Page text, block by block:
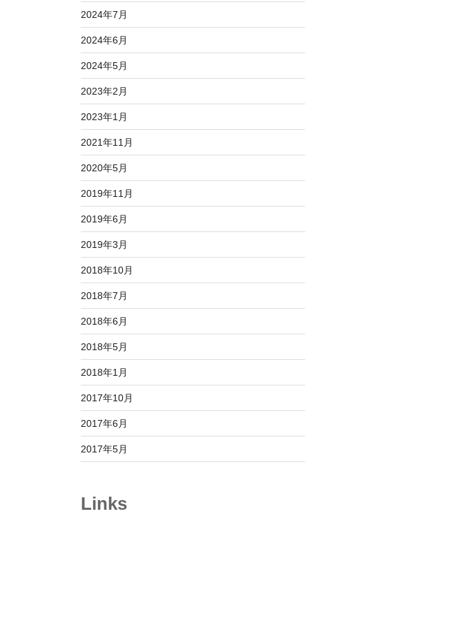
2024年7月
2024年6月
2024年5月
2023年2月
2023年1月
2021年11月
2020年5月
2019年11月
2019年6月
2019年3月
2018年10月
2018年7月
2018年6月
2018年5月
2018年1月
2017年10月
2017年6月
2017年5月
Links